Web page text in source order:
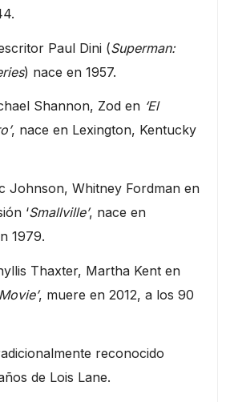
Paul Dini (Superman:
) nace en 1957.
Shannon, Zod en ‘El
, nace en Lexington, Kentucky
Johnson, Whitney Fordman en
‘Smallville’, nace en
1979.
Thaxter, Martha Kent en
, muere en 2012, a los 90
reconocido
de Lois Lane.